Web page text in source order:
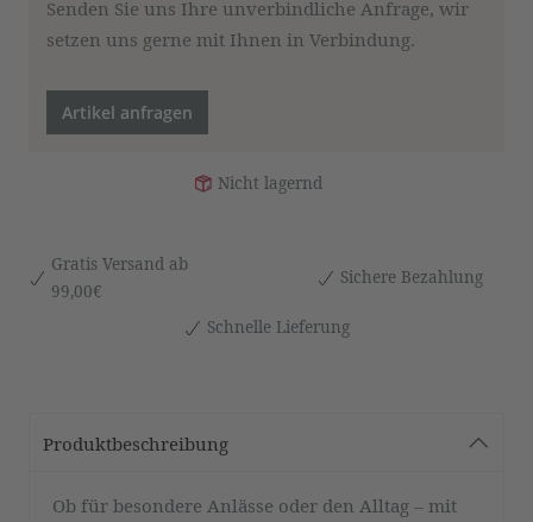
Senden Sie uns Ihre unverbindliche Anfrage, wir
setzen uns gerne mit Ihnen in Verbindung.
Artikel anfragen
Nicht lagernd
Gratis Versand ab
99,00€
Sichere Bezahlung
Schnelle Lieferung
Produktbeschreibung
Ob für besondere Anlässe oder den Alltag – mit